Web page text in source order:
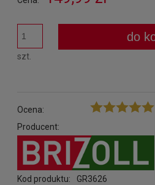
szt.
do
Ocena:
Producent:
Kod produktu: GR3626